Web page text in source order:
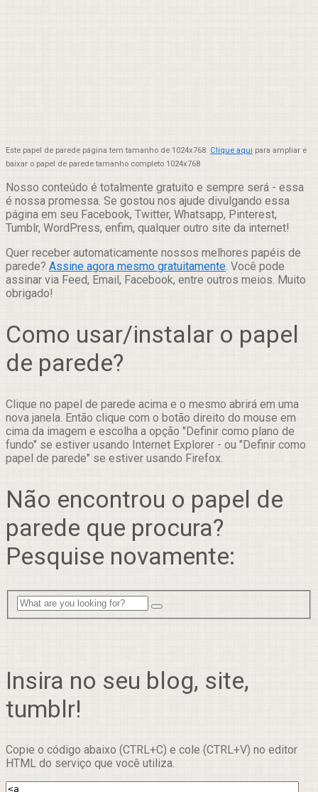
Este papel de parede página tem tamanho de 1024x768. Clique aqui para ampliar e
baixar o papel de parede tamanho completo 1024x768
Nosso conteúdo é totalmente gratuito e sempre será - essa
é nossa promessa. Se gostou nos ajude divulgando essa
página em seu Facebook, Twitter, Whatsapp, Pinterest,
Tumblr, WordPress, enfim, qualquer outro site da internet!
Quer receber automaticamente nossos melhores papéis de
parede? Assine agora mesmo gratuitamente. Você pode
assinar via Feed, Email, Facebook, entre outros meios. Muito
obrigado!
Como usar/instalar o papel
de parede?
Clique no papel de parede acima e o mesmo abrirá em uma
nova janela. Então clique com o botão direito do mouse em
cima da imagem e escolha a opção "Definir como plano de
fundo" se estiver usando Internet Explorer - ou "Definir como
papel de parede" se estiver usando Firefox.
Não encontrou o papel de
parede que procura?
Pesquise novamente:
Insira no seu blog, site,
tumblr!
Copie o código abaixo (CTRL+C) e cole (CTRL+V) no editor
HTML do serviço que você utiliza.